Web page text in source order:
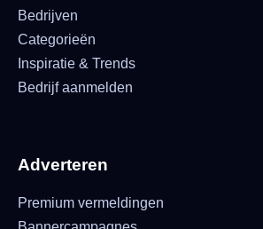
Bedrijven
Categorieën
Inspiratie & Trends
Bedrijf aanmelden
Adverteren
Premium vermeldingen